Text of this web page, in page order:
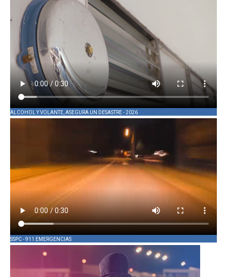
ALCOHOL Y VOLANTE, ASEGURA UN DESASTRE - 2026
SSPC - 911 EMERGENCIAS